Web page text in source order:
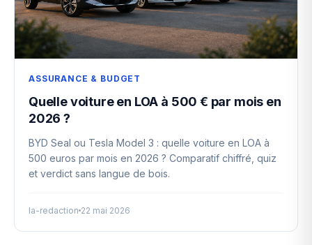
ASSURANCE & BUDGET
Quelle voiture en LOA à 500 € par mois en
2026 ?
BYD Seal ou Tesla Model 3 : quelle voiture en LOA à
500 euros par mois en 2026 ? Comparatif chiffré, quiz
et verdict sans langue de bois.
la-redaction 22 mai 2026